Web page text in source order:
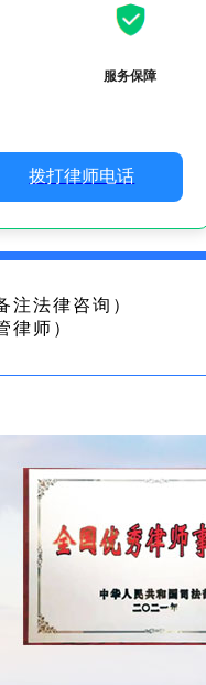
服务保障
拨打律师电话
注法律咨询）
律师）